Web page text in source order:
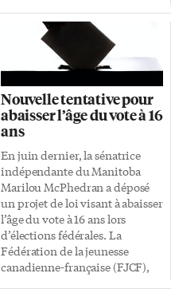
une rentrée progressive, de
songer à la retarder d’une
semaine ou deux. Difficile de
prédire à quoi ressemblera le
retour en classe cette année.
Élémentaire et secondaire:
deux scénarios Septembre verra
les élèves de l’élémentaire en
classe cinq jours par semaine, et
ceux du secondaire à 50% du
temps. Voilà le plan général en
Ontario; la […]
Nouvelle tentative pour
abaisser l’âge du vote à 16
ans
En juin dernier, la sénatrice
indépendante du Manitoba
Marilou McPhedran a déposé
un projet de loi visant à abaisser
l’âge du vote à 16 ans lors
d’élections fédérales. La
Fédération de la jeunesse
canadienne-française (FJCF),